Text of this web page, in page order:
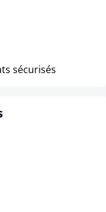
sécurisés